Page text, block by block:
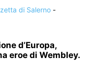
di Salerno -
d’Europa,
eroe di Wembley.